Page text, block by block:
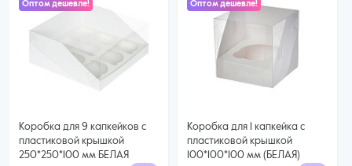
Оптом дешевле!
Коробка для 9 капкейков с
пластиковой крышкой
250*250*100 мм БЕЛАЯ
60 ₽ за шт. при заказе от 50 шт.
Оптом дешевле!
Коробка для 1 капкейка с
пластиковой крышкой
100*100*100 мм (БЕЛАЯ)
32 ₽ за шт. при заказе от 50 шт.